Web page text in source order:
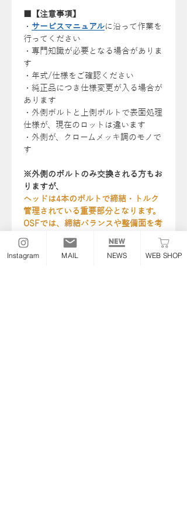
■【注意事項】
・ サービスマニュアルに沿って作業を
行ってください
・専門知識が必要となる場合がありま
す
・年式/仕様をご確認ください
・純正品につき仕様変更が入る場合が
あります
・外側ボルトと上側ボルトで表面処理
仕様が、現在のロットは違います
・外側が、クロームメッキ調のモノで
す
※外側のボルトのみ交換される方もお
りますが、
ヘッドは4本のボルトで締結・トルク
管理されている重要部分となります。
OSFでは、締結バランスや整備面を考
慮し、基本的に1台分での交換を推奨
しております。
Instagram MAIL NEWS WEB SHOP